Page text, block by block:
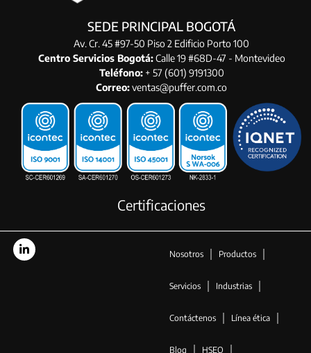
SEDE PRINCIPAL BOGOTÁ
Av. Cr. 45 #97-50 Piso 2 Edificio Porto 100
Centro Servicios Bogotá:Calle 19 #68D-47 - Montevideo
Teléfono:+ 57 (601) 9191300
Correo:ventas@puffer.com.co
Certificaciones
Nosotros Productos
Servicios Industrias
Contáctenos Línea ética
Blog HSEQ